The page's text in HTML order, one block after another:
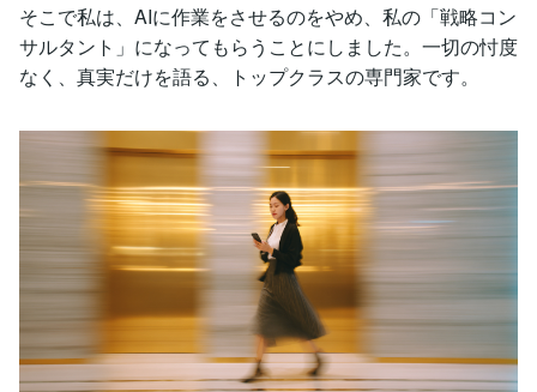
そこで私は、AIに作業をさせるのをやめ、私の「戦略コン
サルタント」になってもらうことにしました。一切の忖度
なく、真実だけを語る、トップクラスの専門家です。